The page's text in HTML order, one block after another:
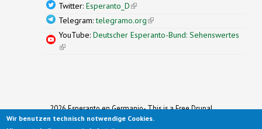
Twitter: Esperanto_D(link is external)
Telegram:telegramo.org(link is external)
YouTube: Deutscher Esperanto-Bund: Sehenswertes
(link is external)
2026 Esperanto en Germanio- This is a Free Drupal
Theme
Wir benutzen technisch notwendige Cookies.